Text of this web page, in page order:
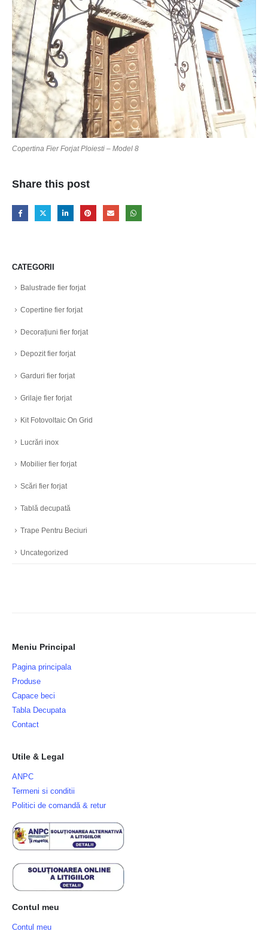
Copertina Fier Forjat Ploiesti – Model 8
Share this post
CATEGORII
Balustrade fier forjat
Copertine fier forjat
Decorațiuni fier forjat
Depozit fier forjat
Garduri fier forjat
Grilaje fier forjat
Kit Fotovoltaic On Grid
Lucrări inox
Mobilier fier forjat
Scări fier forjat
Tablă decupată
Trape Pentru Beciuri
Uncategorized
Meniu Principal
Pagina principala
Produse
Capace beci
Tabla Decupata
Contact
Utile & Legal
ANPC
Termeni si conditii
Politici de comandă & retur
Contul meu
Contul meu